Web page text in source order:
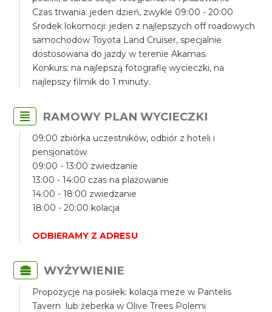
Czas trwania: jeden dzień, zwykle 09:00 - 20:00
Środek lokomocji: jeden z najlepszych off roadowych
samochodów Toyota Land Cruiser, specjalnie
dostosowana do jazdy w terenie Akamas.
Konkurs: na najlepszą fotografię wycieczki, na
najlepszy filmik do 1 minuty.
RAMOWY PLAN WYCIECZKI
09:00 zbiórka uczestników, odbiór z hoteli i
pensjonatów
09:00 - 13:00 zwiedzanie
13:00 - 14:00 czas na plażowanie
14:00 - 18:00 zwiedzanie
18:00 - 20:00 kolacja
ODBIERAMY Z ADRESU
WYŻYWIENIE
Propozycje na posiłek: kolacja meze w Pantelis
Tavern lub żeberka w Olive Trees Polemi